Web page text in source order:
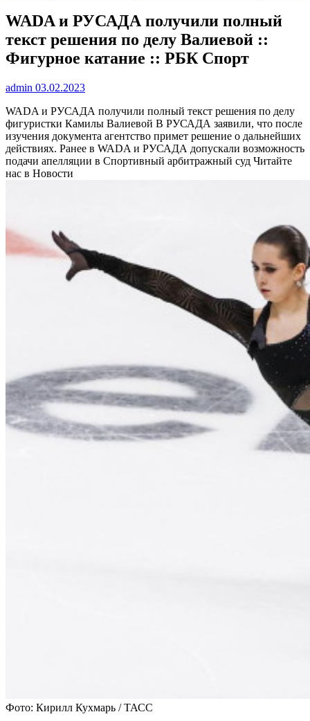
WADA и РУСАДА получили полный
текст решения по делу Валиевой ::
Фигурное катание :: РБК Спорт
admin 03.02.2023
WADA и РУСАДА получили полный текст решения по делу
фигуристки Камилы Валиевой В РУСАДА заявили, что после
изучения документа агентство примет решение о дальнейших
действиях. Ранее в WADA и РУСАДА допускали возможность
подачи апелляции в Спортивный арбитражный суд Читайте
нас в Новости
Фото: Кирилл Кухмарь / ТАСС